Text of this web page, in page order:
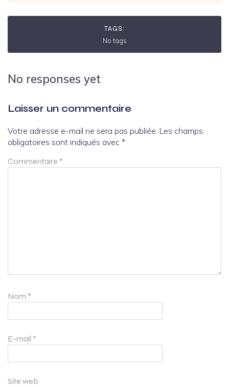
TAGS:
No tags
No responses yet
Laisser un commentaire
Votre adresse e-mail ne sera pas publiée. Les champs
obligatoires sont indiqués avec *
Commentaire *
Nom *
E-mail *
Site web